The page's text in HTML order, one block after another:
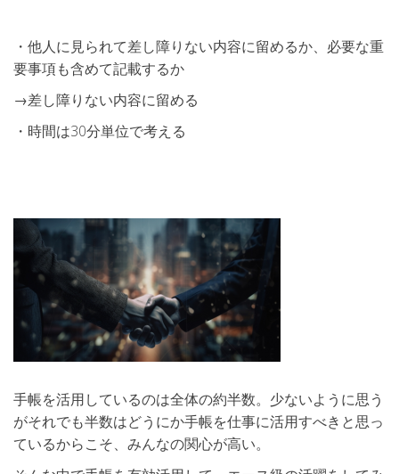
・他人に見られて差し障りない内容に留めるか、必要な重
要事項も含めて記載するか
→差し障りない内容に留める
・時間は30分単位で考える
手帳を活用しているのは全体の約半数。少ないように思う
がそれでも半数はどうにか手帳を仕事に活用すべきと思っ
ているからこそ、みんなの関心が高い。